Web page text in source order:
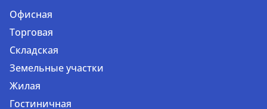
Офисная
Торговая
Складская
Земельные участки
Жилая
Гостиничная